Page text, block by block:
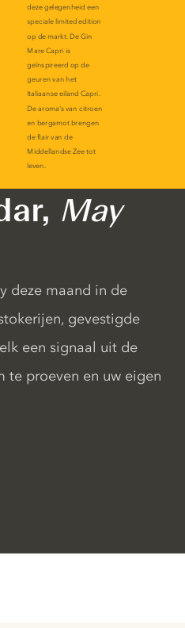
May
deze maand in de
gevestigde
een signaal uit de
te proeven en uw eigen